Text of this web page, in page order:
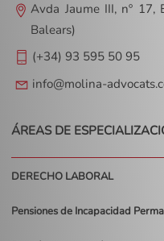
Avda Jaume III, nº
Balears)
(+34) 93 595 50 95
info@molina-
ÁREAS DE
DERECHO LABORAL
Pensiones de Incapacidad